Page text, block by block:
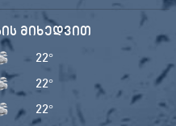
მიხედვით
22°
22°
22°